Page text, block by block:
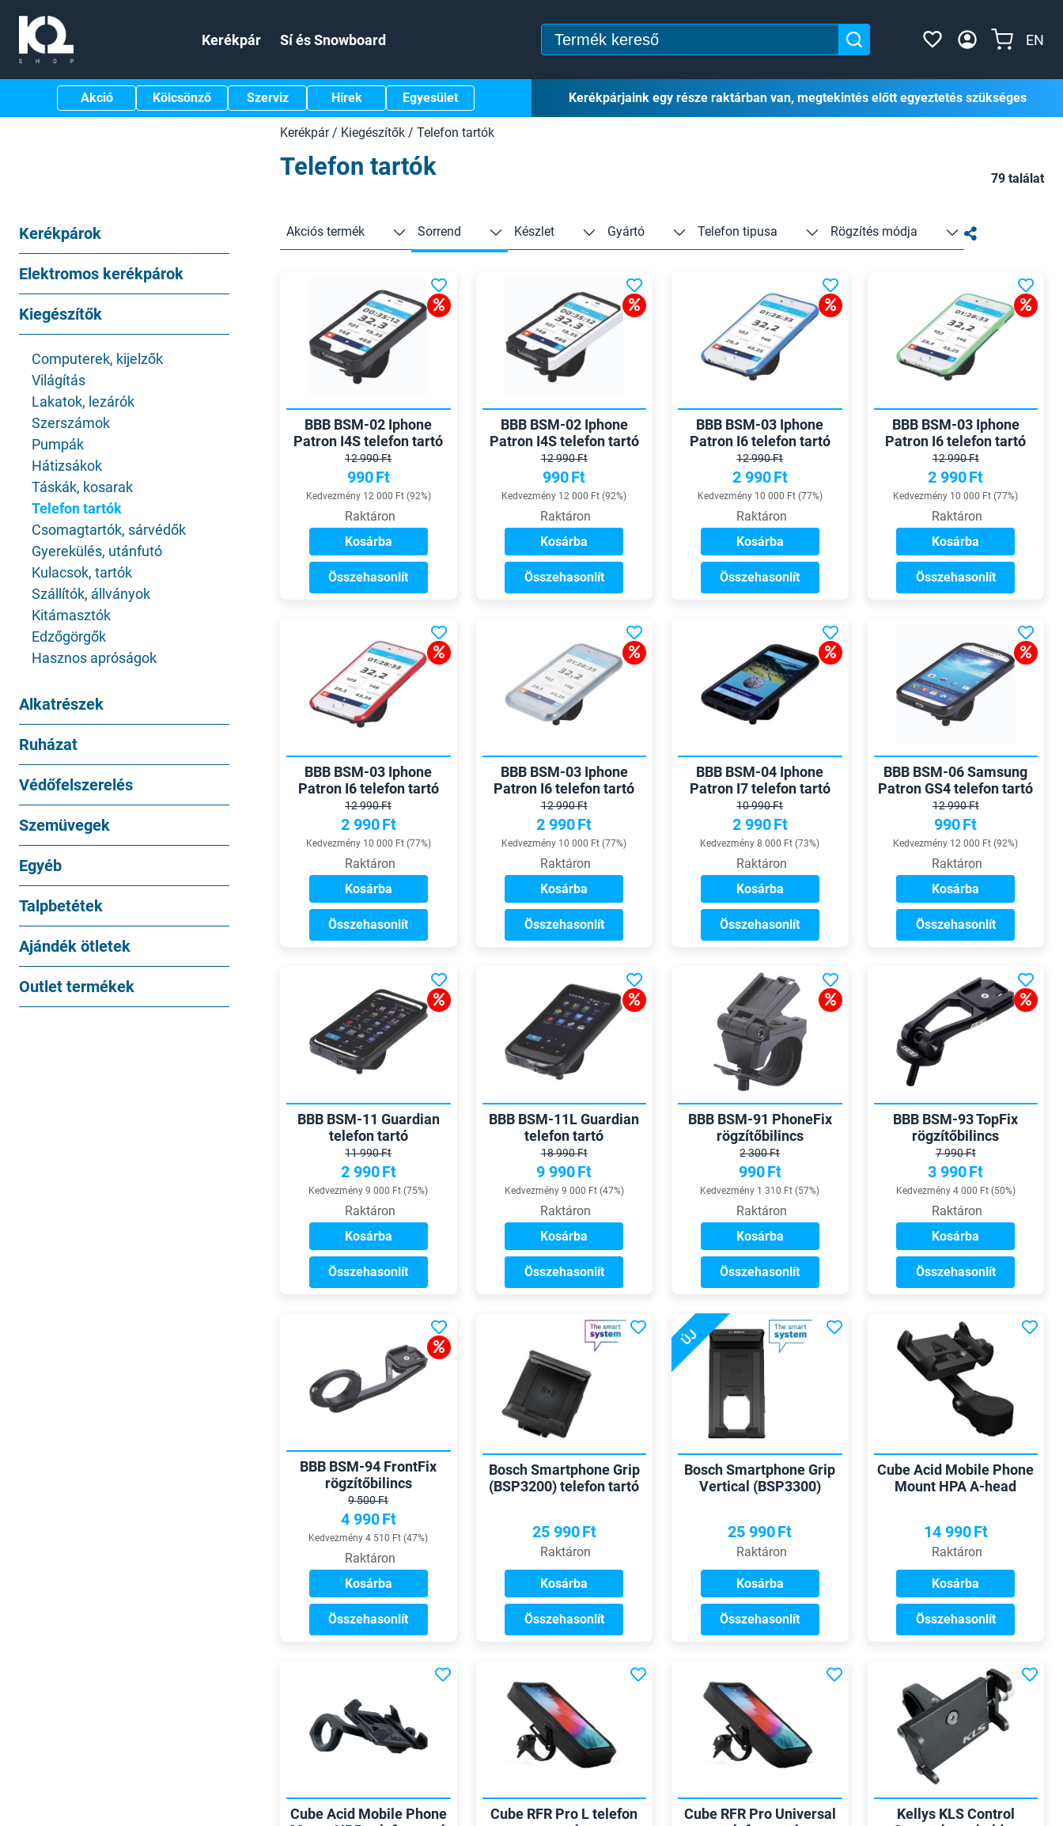
Kerékpár Sí és Snowboard EN
Akció Kölcsönző Szerviz Hírek Egyesület Kerékpárjaink egy része raktárban van, megtekintés előtt egyeztetés szükséges
Kerékpár / Kiegészítők / Telefon tartók
Telefon tartók 79 találat
Kerékpárok
Elektromos kerékpárok
Kiegészítők
Computerek, kijelzők
Világítás
Lakatok, lezárók
Szerszámok
Pumpák
Hátizsákok
Táskák, kosarak
Telefon tartók
Csomagtartók, sárvédők
Gyerekülés, utánfutó
Kulacsok, tartók
Szállítók, állványok
Kitámasztók
Edzőgörgők
Hasznos apróságok
Alkatrészek
Ruházat
Védőfelszerelés
Szemüvegek
Egyéb
Talpbetétek
Ajándék ötletek
Outlet termékek
Akciós termék Sorrend Készlet Gyártó Telefon tipusa Rögzítés módja
BBB BSM-02 Iphone
Patron I4S telefon tartó
12 990 Ft
990Ft
Kedvezmény 12 000 Ft (92%)
Raktáron
Kosárba
Összehasonlít
BBB BSM-02 Iphone
Patron I4S telefon tartó
12 990 Ft
990Ft
Kedvezmény 12 000 Ft (92%)
Raktáron
Kosárba
Összehasonlít
BBB BSM-03 Iphone
Patron I6 telefon tartó
12 990 Ft
2 990Ft
Kedvezmény 10 000 Ft (77%)
Raktáron
Kosárba
Összehasonlít
BBB BSM-03 Iphone
Patron I6 telefon tartó
12 990 Ft
2 990Ft
Kedvezmény 10 000 Ft (77%)
Raktáron
Kosárba
Összehasonlít
BBB BSM-03 Iphone
Patron I6 telefon tartó
12 990 Ft
2 990Ft
Kedvezmény 10 000 Ft (77%)
Raktáron
Kosárba
Összehasonlít
BBB BSM-03 Iphone
Patron I6 telefon tartó
12 990 Ft
2 990Ft
Kedvezmény 10 000 Ft (77%)
Raktáron
Kosárba
Összehasonlít
BBB BSM-04 Iphone
Patron I7 telefon tartó
10 990 Ft
2 990Ft
Kedvezmény 8 000 Ft (73%)
Raktáron
Kosárba
Összehasonlít
BBB BSM-06 Samsung
Patron GS4 telefon tartó
12 990 Ft
990Ft
Kedvezmény 12 000 Ft (92%)
Raktáron
Kosárba
Összehasonlít
BBB BSM-11 Guardian
telefon tartó
11 990 Ft
2 990Ft
Kedvezmény 9 000 Ft (75%)
Raktáron
Kosárba
Összehasonlít
BBB BSM-11L Guardian
telefon tartó
18 990 Ft
9 990Ft
Kedvezmény 9 000 Ft (47%)
Raktáron
Kosárba
Összehasonlít
BBB BSM-91 PhoneFix
rögzítőbilincs
Guardianhoz
2 300 Ft
990Ft
Kedvezmény 1 310 Ft (57%)
Raktáron
Kosárba
Összehasonlít
BBB BSM-93 TopFix
rögzítőbilincs
telefontartóhoz
7 990 Ft
3 990Ft
Kedvezmény 4 000 Ft (50%)
Raktáron
Kosárba
Összehasonlít
BBB BSM-94 FrontFix
rögzítőbilincs
telefontartóhoz
9 500 Ft
4 990Ft
Kedvezmény 4 510 Ft (47%)
Raktáron
Kosárba
Összehasonlít
Bosch Smartphone Grip
(BSP3200) telefon tartó
25 990Ft
Raktáron
Kosárba
Összehasonlít
ÚJ
Bosch Smartphone Grip
Vertical (BSP3300)
25 990Ft
Raktáron
Kosárba
Összehasonlít
Cube Acid Mobile Phone
Mount HPA A-head
14 990Ft
Raktáron
Kosárba
Összehasonlít
Cube Acid Mobile Phone
Cube RFR Pro L telefon
Cube RFR Pro Universal
Kellys KLS Control